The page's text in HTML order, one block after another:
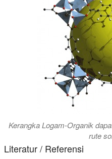
Kerangka Logam-Organik
rute
Literatur / Referensi